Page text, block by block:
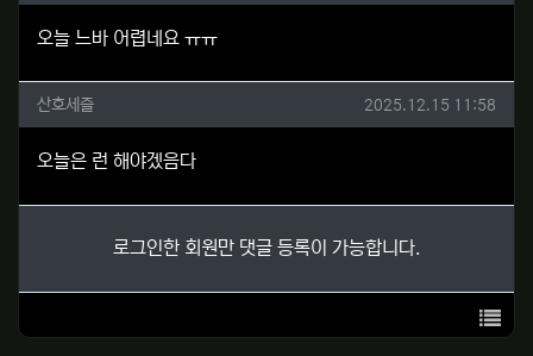
오늘 느바 어렵네요 ㅠㅠ
산호세즐님의 댓글
산호세즐 작성일
2025.12.15 11:58
오늘은 런 해야겠음다
로그인한 회원만 댓글 등록이 가능합니다.
목록